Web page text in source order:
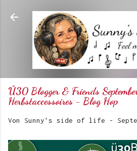
Direkt zum
Ü30 Blogger & Friends
Herbstaccessoires - Blog Hop
Von Sunny's side of life -